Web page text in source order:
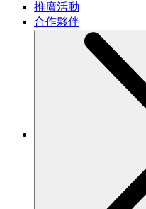
推廣活動
合作夥伴